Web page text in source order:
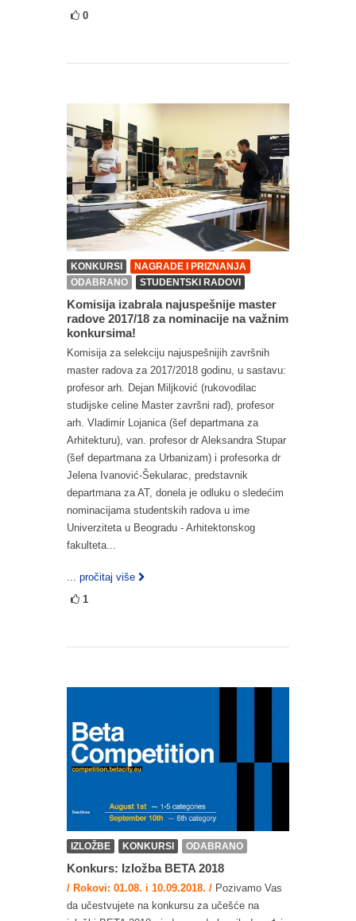
0
KONKURSI
NAGRADE I PRIZNANJA
ODABRANO
STUDENTSKI RADOVI
Komisija izabrala najuspešnije master
radove 2017/18 za nominacije na važnim
konkursima!
Komisija za selekciju najuspešnijih završnih
master radova za 2017/2018 godinu, u sastavu:
profesor arh. Dejan Miljković (rukovodilac
studijske celine Master završni rad), profesor
arh. Vladimir Lojanica (šef departmana za
Arhitekturu), van. profesor dr Aleksandra Stupar
(šef departmana za Urbanizam) i profesorka dr
Jelena Ivanović-Šekularac, predstavnik
departmana za AT, donela je odluku o sledećim
nominacijama studentskih radova u ime
Univerziteta u Beogradu - Arhitektonskog
fakulteta...
... pročitaj više
1
IZLOŽBE KONKURSI ODABRANO
Konkurs: Izložba BETA 2018
/ Rokovi: 01.08. i 10.09.2018. / Pozivamo Vas
da učestvujete na konkursu za učešće na